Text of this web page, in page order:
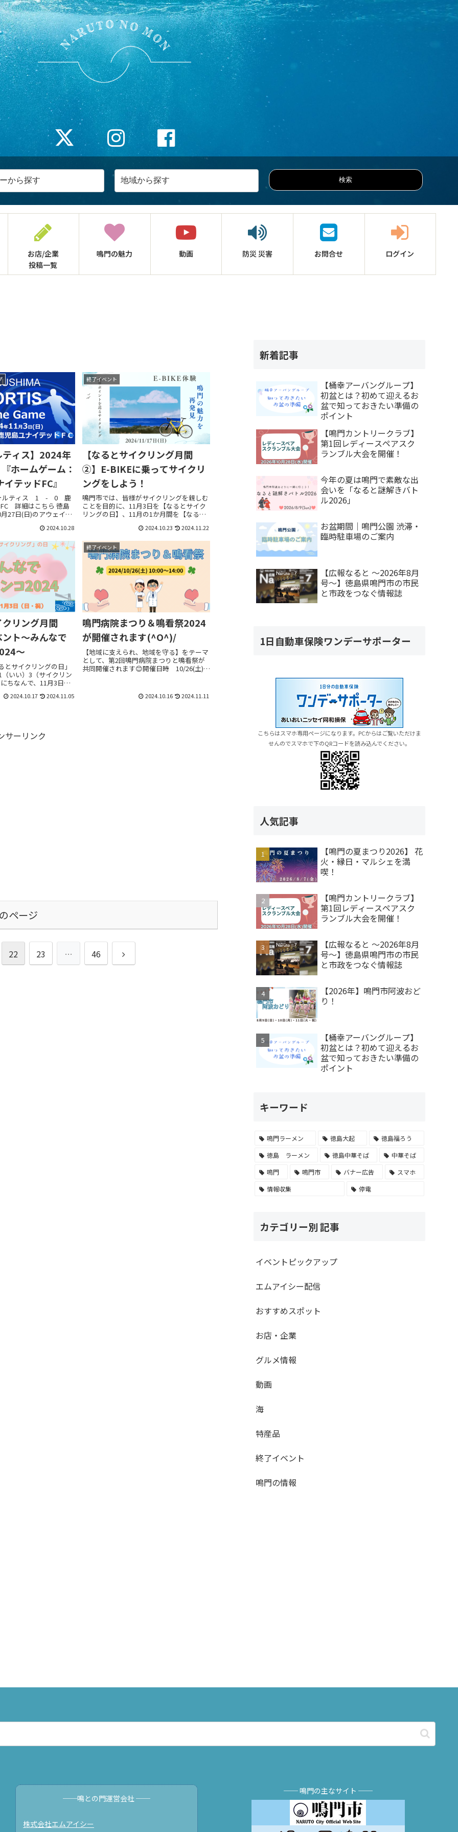
お店/企業
投稿一覧
鳴門の魅力 動画 防災 災害 お問合せ ログイン
ティス】2024年
ホームゲーム：
テッドFC』
ォルティス 1 - 0 鹿
詳細はこちら 徳島
27日(日)のアウェイの
2024明治安田生命J２リ
勝15敗6分...
2024.10.28
終了イベント
【なるとサイクリング月間
②】E-BIKEに乗ってサイクリ
ングをしよう！
鳴門市では、皆様がサイクリングを親しむ
ことを目的に、11月3日を【なるとサイク
リングの日】、11月の1か月間を【なると
月の鳴門市はサイクリングイベント盛りだ
くさんです！イベント第2弾【E-BIKEに乗...
2024.10.23 2024.11.22
クリング月間
ト～みんなで
～
とサイクリングの日」
いい）3（サイクリン
ちなんで、11月3日を
楽しく自転車に乗るきっ
2024.10.17 2024.11.05
終了イベント
鳴門病院まつり＆鳴看祭2024
が開催されます(^O^)/
【地域に支えられ、地域を守る】をテーマ
として、第2回鳴門病院まつりと鳴看祭が
共同開催されます😊開催日時 10/26(土)
縁日まで！入場料・駐車場は無料で...
2024.10.16 2024.11.11
サーリンク
ページ
22 23 … 46
次
新着記事
【桶幸アーバングループ】
初盆とは？初めて迎えるお
盆で知っておきたい準備の
ポイント
【鳴門カントリークラブ】
第1回レディースペアスク
ランブル大会を開催！
今年の夏は鳴門で素敵な出
会いを「なると謎解きバト
ル2026」
お盆期間｜鳴門公園 渋滞・
臨時駐車場のご案内
【広報なると ～2026年8月
号～】徳島県鳴門市の市民
と市政をつなぐ情報誌
1日自動車保険ワンデーサポーター
こちらはスマホ専用ページになります。PCからはご覧いただけま
せんのでスマホで下のQRコードを読み込んでください。
人気記事
【鳴門の夏まつり2026】 花
火・縁日・マルシェを満
喫！
【鳴門カントリークラブ】
第1回レディースペアスク
ランブル大会を開催！
【広報なると ～2026年8月
号～】徳島県鳴門市の市民
と市政をつなぐ情報誌
【2026年】鳴門市阿波おど
り！
【桶幸アーバングループ】
初盆とは？初めて迎えるお
盆で知っておきたい準備の
ポイント
キーワード
鳴門ラーメン 徳島大起
徳島福ろう
徳島 ラーメン
徳島中華そば
中華そば
鳴門
鳴門市 バナー広告
スマホ
情報収集
停電
カテゴリー別 記事
イベントピックアップ
エムアイシー配信
おすすめスポット
お店・企業
グルメ情報
動画
海
特産品
終了イベント
鳴門の情報
──鳴との門運営会社 ──
株式会社エムアイシー
── 鳴門の主なサイト ──